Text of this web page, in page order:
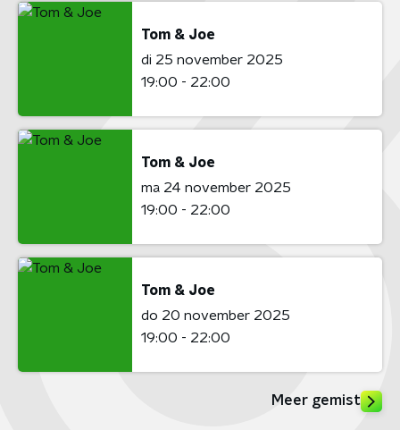
Tom & Joe
di 25 november 2025
19:00 - 22:00
Tom & Joe
ma 24 november 2025
19:00 - 22:00
Tom & Joe
do 20 november 2025
19:00 - 22:00
Meer gemist